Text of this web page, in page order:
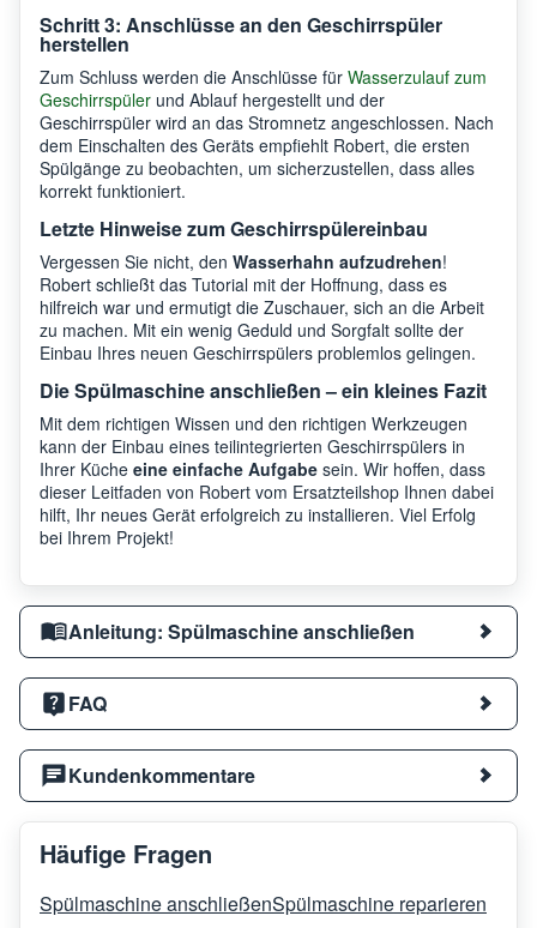
Schritt 3: Anschlüsse an den Geschirrspüler
herstellen
Zum Schluss werden die Anschlüsse für Wasserzulauf zum
Geschirrspüler und Ablauf hergestellt und der
Geschirrspüler wird an das Stromnetz angeschlossen. Nach
dem Einschalten des Geräts empfiehlt Robert, die ersten
Spülgänge zu beobachten, um sicherzustellen, dass alles
korrekt funktioniert.
Letzte Hinweise zum Geschirrspülereinbau
Vergessen Sie nicht, den Wasserhahn aufzudrehen!
Robert schließt das Tutorial mit der Hoffnung, dass es
hilfreich war und ermutigt die Zuschauer, sich an die Arbeit
zu machen. Mit ein wenig Geduld und Sorgfalt sollte der
Einbau Ihres neuen Geschirrspülers problemlos gelingen.
Die Spülmaschine anschließen – ein kleines Fazit
Mit dem richtigen Wissen und den richtigen Werkzeugen
kann der Einbau eines teilintegrierten Geschirrspülers in
Ihrer Küche eine einfache Aufgabe sein. Wir hoffen, dass
dieser Leitfaden von Robert vom Ersatzteilshop Ihnen dabei
hilft, Ihr neues Gerät erfolgreich zu installieren. Viel Erfolg
bei Ihrem Projekt!
Anleitung: Spülmaschine anschließen
FAQ
Kundenkommentare
Häufige Fragen
Spülmaschine anschließenSpülmaschine reparieren